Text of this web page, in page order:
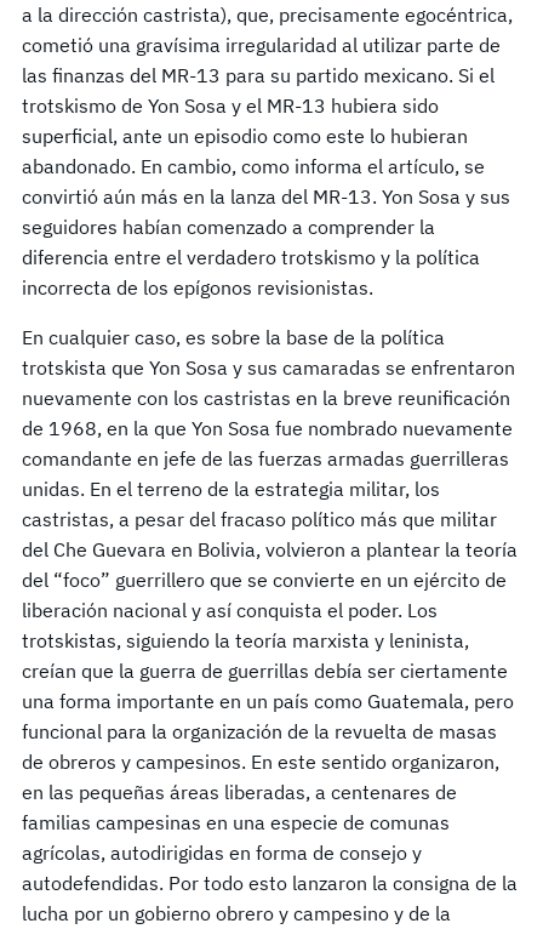
a la dirección castrista), que, precisamente egocéntrica,
cometió una gravísima irregularidad al utilizar parte de
las finanzas del MR-13 para su partido mexicano. Si el
trotskismo de Yon Sosa y el MR-13 hubiera sido
superficial, ante un episodio como este lo hubieran
abandonado. En cambio, como informa el artículo, se
convirtió aún más en la lanza del MR-13. Yon Sosa y sus
seguidores habían comenzado a comprender la
diferencia entre el verdadero trotskismo y la política
incorrecta de los epígonos revisionistas.
En cualquier caso, es sobre la base de la política
trotskista que Yon Sosa y sus camaradas se enfrentaron
nuevamente con los castristas en la breve reunificación
de 1968, en la que Yon Sosa fue nombrado nuevamente
comandante en jefe de las fuerzas armadas guerrilleras
unidas. En el terreno de la estrategia militar, los
castristas, a pesar del fracaso político más que militar
del Che Guevara en Bolivia, volvieron a plantear la teoría
del “foco” guerrillero que se convierte en un ejército de
liberación nacional y así conquista el poder. Los
trotskistas, siguiendo la teoría marxista y leninista,
creían que la guerra de guerrillas debía ser ciertamente
una forma importante en un país como Guatemala, pero
funcional para la organización de la revuelta de masas
de obreros y campesinos. En este sentido organizaron,
en las pequeñas áreas liberadas, a centenares de
familias campesinas en una especie de comunas
agrícolas, autodirigidas en forma de consejo y
autodefendidas. Por todo esto lanzaron la consigna de la
lucha por un gobierno obrero y campesino y de la